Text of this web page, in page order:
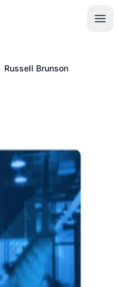
Russell Brunson